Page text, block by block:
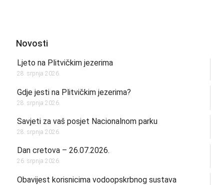
Novosti
Ljeto na Plitvičkim jezerima
28. srpnja 2026.
Gdje jesti na Plitvičkim jezerima?
28. srpnja 2026.
Savjeti za vaš posjet Nacionalnom parku
28. srpnja 2026.
Dan cretova – 26.07.2026.
26. srpnja 2026.
Obavijest korisnicima vodoopskrbnog sustava